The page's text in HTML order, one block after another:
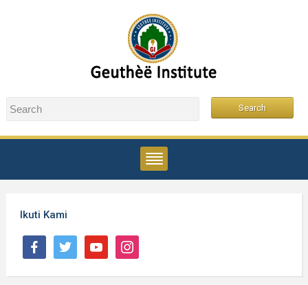
Ikuti Kami